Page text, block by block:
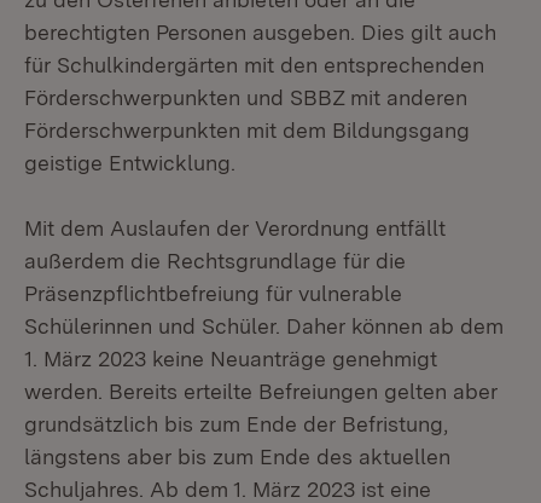
berechtigten Personen ausgeben. Dies gilt auch
für Schulkindergärten mit den entsprechenden
Förderschwerpunkten und SBBZ mit anderen
Förderschwerpunkten mit dem Bildungsgang
geistige Entwicklung.
Mit dem Auslaufen der Verordnung entfällt
außerdem die Rechtsgrundlage für die
Präsenzpflichtbefreiung für vulnerable
Schülerinnen und Schüler. Daher können ab dem
1. März 2023 keine Neuanträge genehmigt
werden. Bereits erteilte Befreiungen gelten aber
grundsätzlich bis zum Ende der Befristung,
längstens aber bis zum Ende des aktuellen
Schuljahres. Ab dem 1. März 2023 ist eine